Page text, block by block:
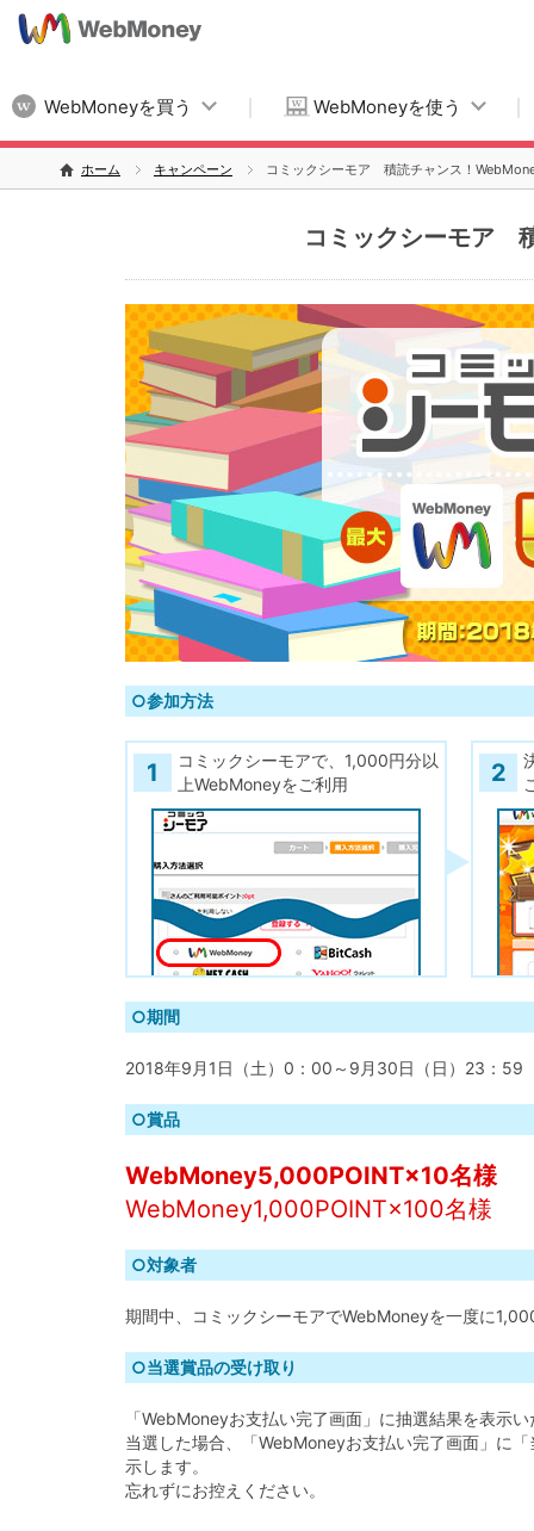
WebMoneyを買う WebMoneyを使う
ホーム キャンペーン コミックシーモア 積読チャンス！
コミックシーモア
○参加方法
1
コミックシーモアで、1,000円分以
上WebMoneyをご利用
2
○期間
2018年9月1日（土）0：00～9月30日（日）23：59
○賞品
WebMoney5,000POINT×10名様
WebMoney1,000POINT×100名様
○対象者
期間中、コミックシーモアでWebMoneyを一度に
○当選賞品の受け取り
「WebMoneyお支払い完了画面」に抽選結果を表示
当選した場合、「WebMoneyお支払い完了画面」に
示します。
忘れずにお控えください。